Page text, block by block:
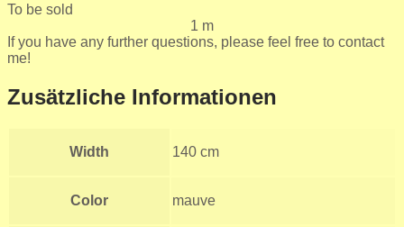
To be sold
1 m
If you have any further questions, please feel free to contact
me!
Zusätzliche Informationen
Width 140 cm
Color mauve